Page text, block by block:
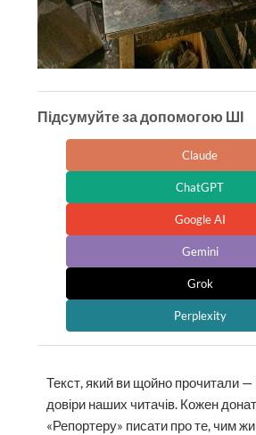
Підсумуйте за допомогою ШІ
Claude
ChatGPT
Google AI
Gemini
Grok
Perplexity
Текст, який ви щойно прочитали —
довіри наших читачів. Кожен
«Репортеру» писати про те, чим